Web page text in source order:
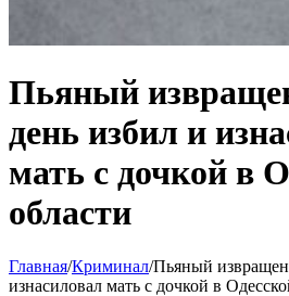
Пьяный
день избил и
мать с дочкой в
области
Главная/Криминал/Пьяный
изнасиловал мать с дочкой в